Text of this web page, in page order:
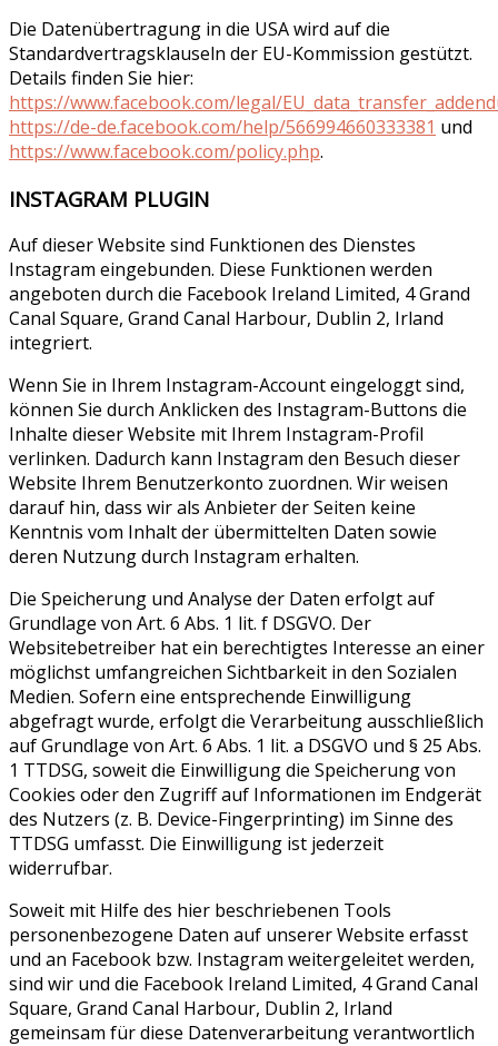
Die Datenübertragung in die USA wird auf die
Standardvertragsklauseln der EU-Kommission gestützt.
Details finden Sie hier:
https://www.facebook.com/legal/
https://de-de.facebook.com/help/566994660333381 und
https://www.facebook.com/policy.php.
INSTAGRAM PLUGIN
Auf dieser Website sind Funktionen des Dienstes
Instagram eingebunden. Diese Funktionen werden
angeboten durch die Facebook Ireland Limited, 4 Grand
Canal Square, Grand Canal Harbour, Dublin 2, Irland
integriert.
Wenn Sie in Ihrem Instagram-Account eingeloggt sind,
können Sie durch Anklicken des Instagram-Buttons die
Inhalte dieser Website mit Ihrem Instagram-Profil
verlinken. Dadurch kann Instagram den Besuch dieser
Website Ihrem Benutzerkonto zuordnen. Wir weisen
darauf hin, dass wir als Anbieter der Seiten keine
Kenntnis vom Inhalt der übermittelten Daten sowie
deren Nutzung durch Instagram erhalten.
Die Speicherung und Analyse der Daten erfolgt auf
Grundlage von Art. 6 Abs. 1 lit. f DSGVO. Der
Websitebetreiber hat ein berechtigtes Interesse an einer
möglichst umfangreichen Sichtbarkeit in den Sozialen
Medien. Sofern eine entsprechende Einwilligung
abgefragt wurde, erfolgt die Verarbeitung ausschließlich
auf Grundlage von Art. 6 Abs. 1 lit. a DSGVO und § 25 Abs.
1 TTDSG, soweit die Einwilligung die Speicherung von
Cookies oder den Zugriff auf Informationen im Endgerät
des Nutzers (z. B. Device-Fingerprinting) im Sinne des
TTDSG umfasst. Die Einwilligung ist jederzeit
widerrufbar.
Soweit mit Hilfe des hier beschriebenen Tools
personenbezogene Daten auf unserer Website erfasst
und an Facebook bzw. Instagram weitergeleitet werden,
sind wir und die Facebook Ireland Limited, 4 Grand Canal
Square, Grand Canal Harbour, Dublin 2, Irland
gemeinsam für diese Datenverarbeitung verantwortlich